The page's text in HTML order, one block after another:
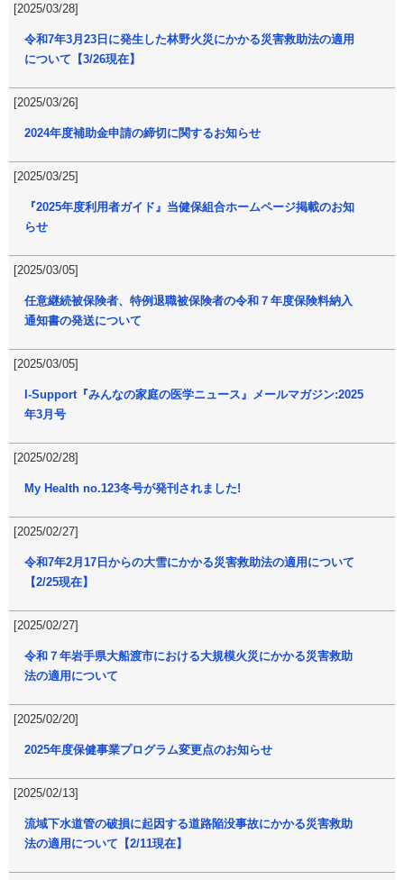
[2025/03/28]
令和7年3月23日に発生した林野火災にかかる災害救助法の適用
について【3/26現在】
[2025/03/26]
2024年度補助金申請の締切に関するお知らせ
[2025/03/25]
『2025年度利用者ガイド』当健保組合ホームページ掲載のお知
らせ
[2025/03/05]
任意継続被保険者、特例退職被保険者の令和７年度保険料納入
通知書の発送について
[2025/03/05]
I-Support『みんなの家庭の医学ニュース』メールマガジン:2025
年3月号
[2025/02/28]
My Health no.123冬号が発刊されました!
[2025/02/27]
令和7年2月17日からの大雪にかかる災害救助法の適用について
【2/25現在】
[2025/02/27]
令和７年岩手県大船渡市における大規模火災にかかる災害救助
法の適用について
[2025/02/20]
2025年度保健事業プログラム変更点のお知らせ
[2025/02/13]
流域下水道管の破損に起因する道路陥没事故にかかる災害救助
法の適用について【2/11現在】